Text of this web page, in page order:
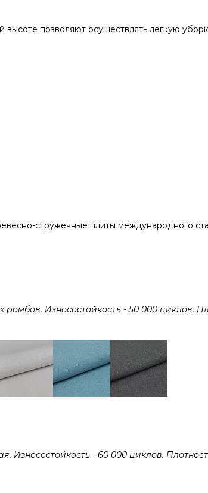
позволяют осуществлять легкую
стружечные плиты международного
Износостойкость - 50 000 циклов.
- 60 000 циклов.